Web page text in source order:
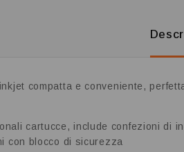
compatta e conveniente,
cartucce, include confezioni
con blocco di sicurezza